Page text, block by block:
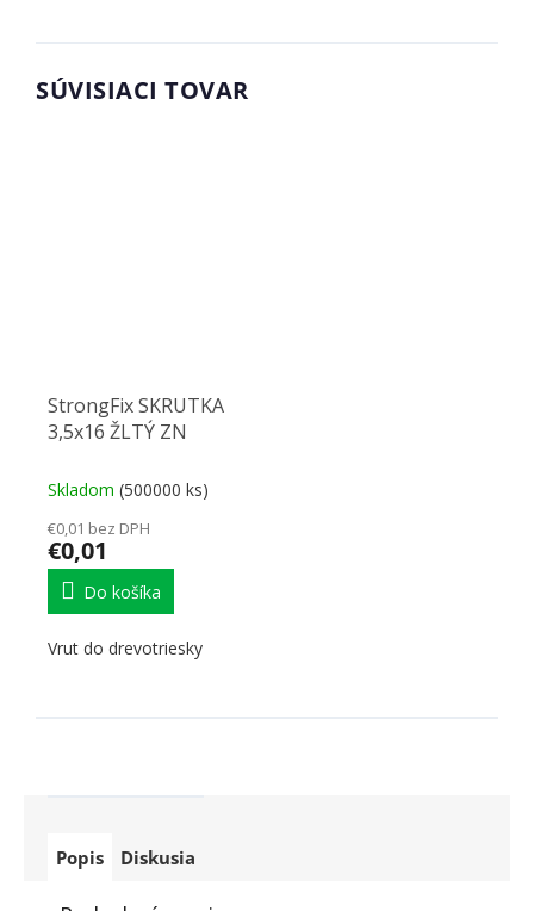
SÚVISIACI TOVAR
StrongFix SKRUTKA
3,5x16 ŽLTÝ ZN
Skladom (500000 ks)
€0,01 bez DPH
€0,01
Do košíka
Vrut do drevotriesky
Popis Diskusia